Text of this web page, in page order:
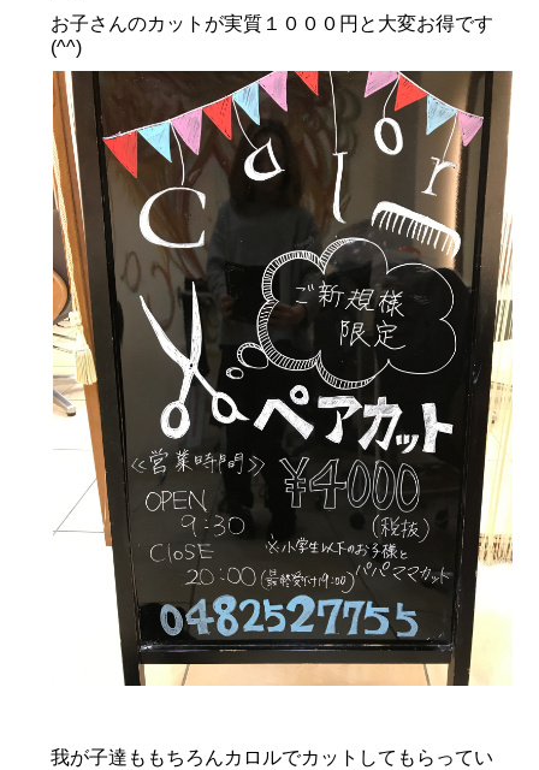
お子さんのカットが実質１０００円と大変お得です
(^^)
我が子達ももちろんカロルでカットしてもらってい